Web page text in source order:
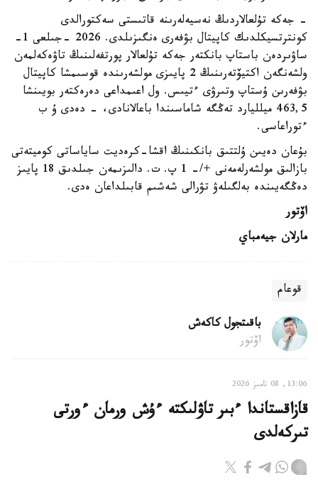
- جەكە تۇلعالاردىڭ نەسيەلەرىنە قاتىستى سەكتورالدى
كونترتسيكلدىك كاپيتال بۋفەرى ەنگىزىلدى. 2026 -جىلعى 1-
ساۋىردەن باستاپ بانكتەر جەكە تۇلعالار پورتفەلىنىڭ تاۋەكەلمەن
ولشەنگەن اكتيۆتەرىنىڭ 2 پايىزى مولشەرىندە قوسىمشا كاپيتال
بۋفەرىن ۇستاپ وتىرۋى ءتيىس. ول اعىمداعى دەرەكتەر بويىنشا
463,5 ميلليارد تەڭگە شاماسىندا باعالانادى، - دەدى ۇ ب
ءتوراعاسى.
بۇعان دەيىن ۇلتتىق بانكىنىڭ اقشا-كرەديت ساياساتى كوميتەتى
بازالىق مولشەرلەمەنى +/- 1 پ. ت. دالىزىمەن جىلدىق 18 پايىز
دەڭگەيىندە بەلگىلەۋ تۋرالى شەشىم قابىلداعان ەدى.
اۆتور
مارلان جيەمباي
قوعام
باقىتجول كاكەش
اۆتور
13:06, 08 تامىز 2026
قازاقستاندا ءبىر تاۋلىكتە ءۇش ورمان ءورتى
تىركەلدى